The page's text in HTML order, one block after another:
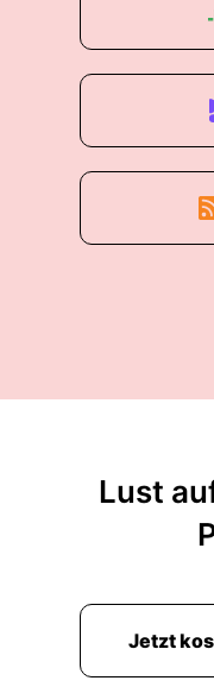
Lust
Jetzt